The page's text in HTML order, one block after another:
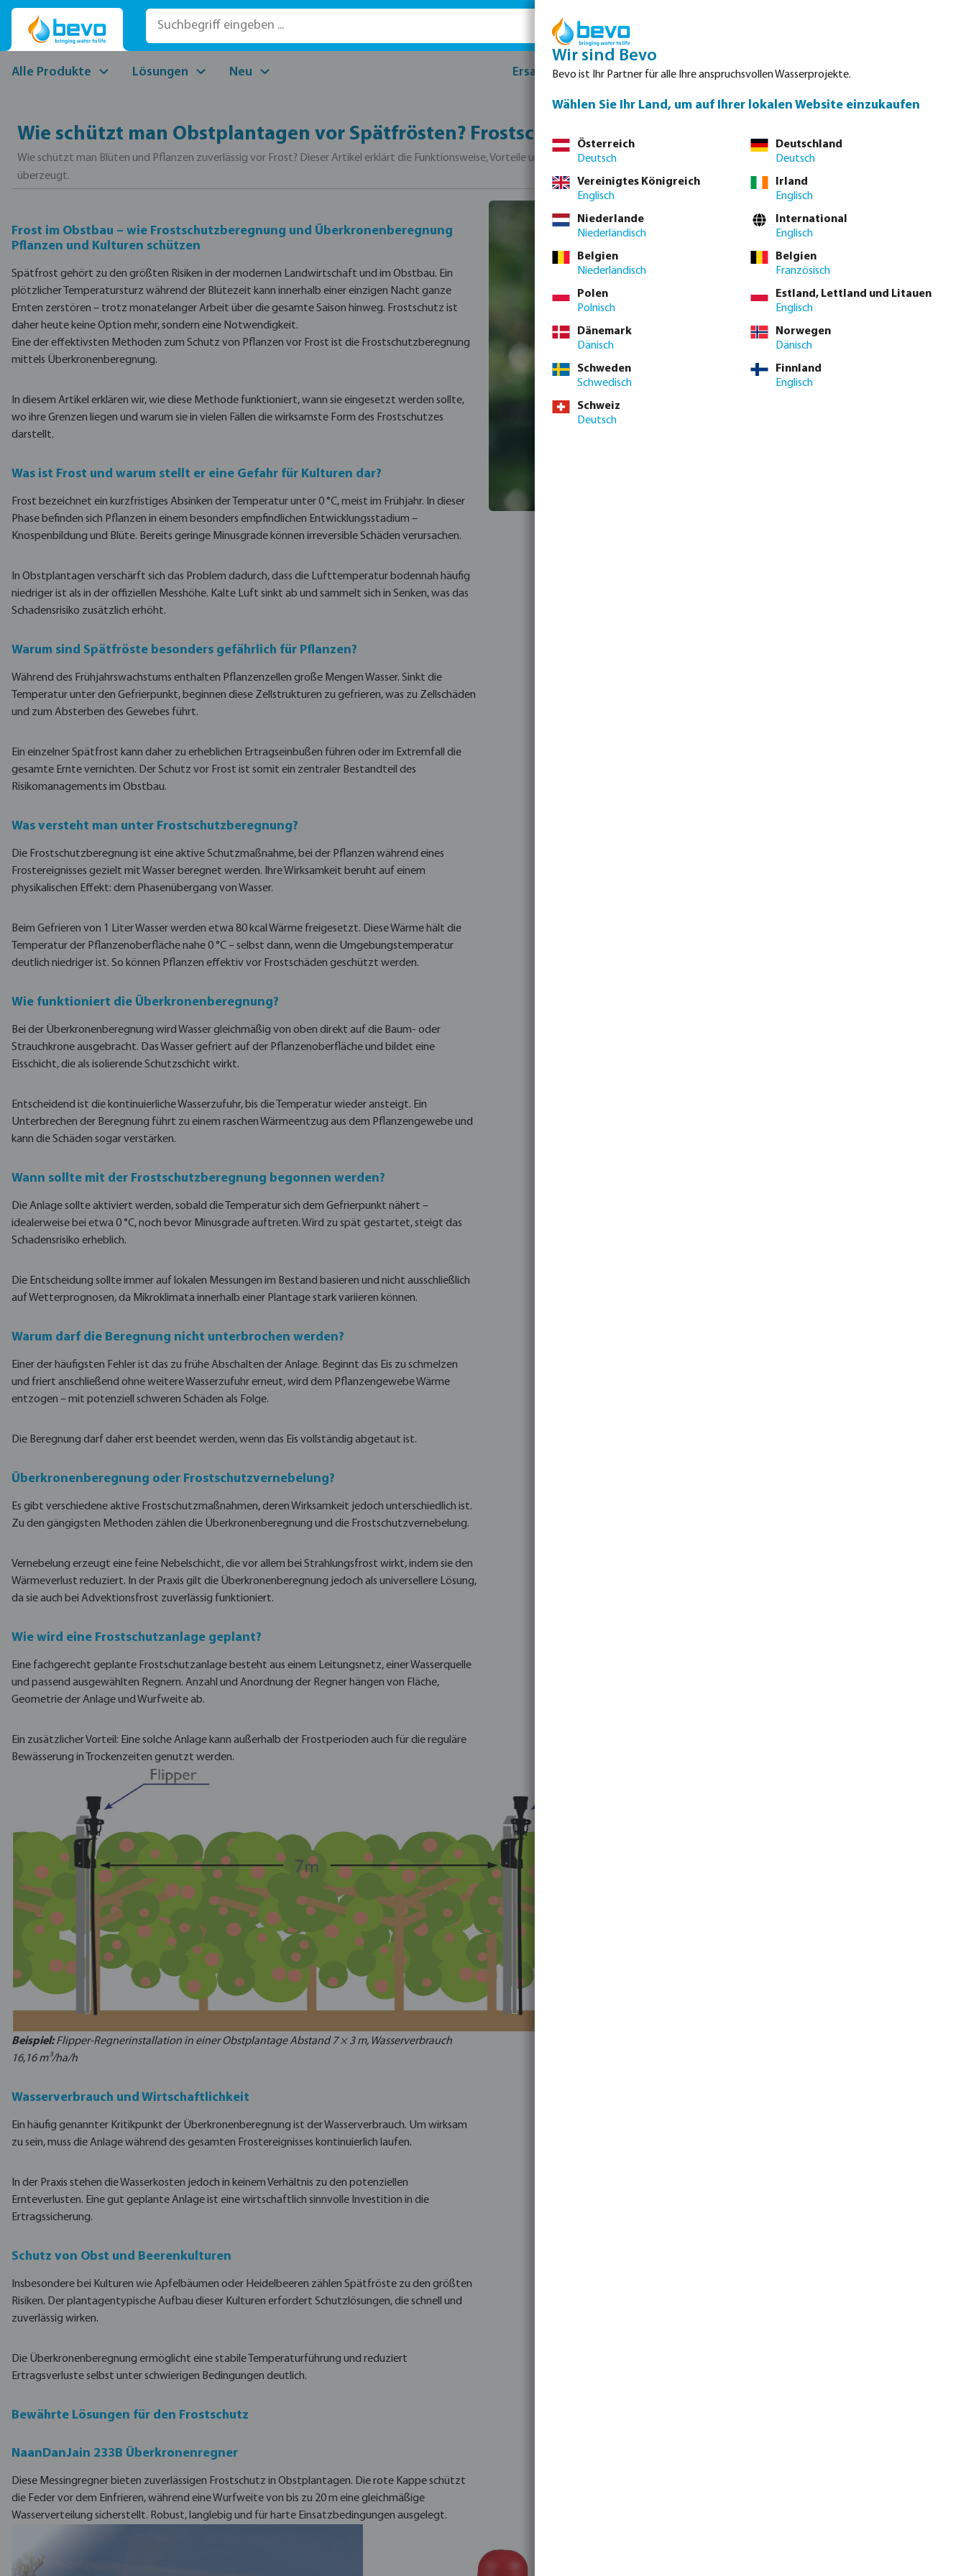
Hauptinhalt springen
Zur Suche springen
Zur Hauptnavigation springen
Alle Produkte Lösungen Neu Ersatzteile Produktdatenblätter Waterpoints Service
Wie schützt man Obstplantagen vor Spätfrösten? Frostschutzberegnung!
Wie schützt man Blüten und Pflanzen zuverlässig vor Frost? Dieser Artikel erklärt die Funktionsweise, Vorteile und Grenzen der Frostschutzberegnung und warum Überkronenberegnung in der Praxis
überzeugt.
Frost im Obstbau – wie Frostschutzberegnung und Überkronenberegnung
Pflanzen und Kulturen schützen
Spätfrost gehört zu den größten Risiken in der modernen Landwirtschaft und im Obstbau. Ein
plötzlicher Temperatursturz während der Blütezeit kann innerhalb einer einzigen Nacht ganze
Ernten zerstören – trotz monatelanger Arbeit über die gesamte Saison hinweg. Frostschutz ist
daher heute keine Option mehr, sondern eine Notwendigkeit.
Eine der effektivsten Methoden zum Schutz von Pflanzen vor Frost ist die Frostschutzberegnung
mittels Überkronenberegnung.
In diesem Artikel erklären wir, wie diese Methode funktioniert, wann sie eingesetzt werden sollte,
wo ihre Grenzen liegen und warum sie in vielen Fällen die wirksamste Form des Frostschutzes
darstellt.
Was ist Frost und warum stellt er eine Gefahr für Kulturen dar?
Frost bezeichnet ein kurzfristiges Absinken der Temperatur unter 0 °C, meist im Frühjahr. In dieser
Phase befinden sich Pflanzen in einem besonders empfindlichen Entwicklungsstadium –
Knospenbildung und Blüte. Bereits geringe Minusgrade können irreversible Schäden verursachen.
In Obstplantagen verschärft sich das Problem dadurch, dass die Lufttemperatur bodennah häufig
niedriger ist als in der offiziellen Messhöhe. Kalte Luft sinkt ab und sammelt sich in Senken, was das
Schadensrisiko zusätzlich erhöht.
Warum sind Spätfröste besonders gefährlich für Pflanzen?
Während des Frühjahrswachstums enthalten Pflanzenzellen große Mengen Wasser. Sinkt die
Temperatur unter den Gefrierpunkt, beginnen diese Zellstrukturen zu gefrieren, was zu Zellschäden
und zum Absterben des Gewebes führt.
Ein einzelner Spätfrost kann daher zu erheblichen Ertragseinbußen führen oder im Extremfall die
gesamte Ernte vernichten. Der Schutz vor Frost ist somit ein zentraler Bestandteil des
Risikomanagements im Obstbau.
Was versteht man unter Frostschutzberegnung?
Die Frostschutzberegnung ist eine aktive Schutzmaßnahme, bei der Pflanzen während eines
Frostereignisses gezielt mit Wasser beregnet werden. Ihre Wirksamkeit beruht auf einem
physikalischen Effekt: dem Phasenübergang von Wasser.
Beim Gefrieren von 1 Liter Wasser werden etwa 80 kcal Wärme freigesetzt. Diese Wärme hält die
Temperatur der Pflanzenoberfläche nahe 0 °C – selbst dann, wenn die Umgebungstemperatur
deutlich niedriger ist. So können Pflanzen effektiv vor Frostschäden geschützt werden.
Wie funktioniert die Überkronenberegnung?
Bei der Überkronenberegnung wird Wasser gleichmäßig von oben direkt auf die Baum- oder
Strauchkrone ausgebracht. Das Wasser gefriert auf der Pflanzenoberfläche und bildet eine
Eisschicht, die als isolierende Schutzschicht wirkt.
Entscheidend ist die kontinuierliche Wasserzufuhr, bis die Temperatur wieder ansteigt. Ein
Unterbrechen der Beregnung führt zu einem raschen Wärmeentzug aus dem Pflanzengewebe und
kann die Schäden sogar verstärken.
Wann sollte mit der Frostschutzberegnung begonnen werden?
Die Anlage sollte aktiviert werden, sobald die Temperatur sich dem Gefrierpunkt nähert –
idealerweise bei etwa 0 °C, noch bevor Minusgrade auftreten. Wird zu spät gestartet, steigt das
Schadensrisiko erheblich.
Die Entscheidung sollte immer auf lokalen Messungen im Bestand basieren und nicht ausschließlich
auf Wetterprognosen, da Mikroklimata innerhalb einer Plantage stark variieren können.
Warum darf die Beregnung nicht unterbrochen werden?
Einer der häufigsten Fehler ist das zu frühe Abschalten der Anlage. Beginnt das Eis zu schmelzen
und friert anschließend ohne weitere Wasserzufuhr erneut, wird dem Pflanzengewebe Wärme
entzogen – mit potenziell schweren Schäden als Folge.
Die Beregnung darf daher erst beendet werden, wenn das Eis vollständig abgetaut ist.
Überkronenberegnung oder Frostschutzvernebelung?
Es gibt verschiedene aktive Frostschutzmaßnahmen, deren Wirksamkeit jedoch unterschiedlich ist.
Zu den gängigsten Methoden zählen die Überkronenberegnung und die Frostschutzvernebelung.
Vernebelung erzeugt eine feine Nebelschicht, die vor allem bei Strahlungsfrost wirkt, indem sie den
Wärmeverlust reduziert. In der Praxis gilt die Überkronenberegnung jedoch als universellere Lösung,
da sie auch bei Advektionsfrost zuverlässig funktioniert.
Wie wird eine Frostschutzanlage geplant?
Eine fachgerecht geplante Frostschutzanlage besteht aus einem Leitungsnetz, einer Wasserquelle
und passend ausgewählten Regnern. Anzahl und Anordnung der Regner hängen von Fläche,
Geometrie der Anlage und Wurfweite ab.
Ein zusätzlicher Vorteil: Eine solche Anlage kann außerhalb der Frostperioden auch für die reguläre
Bewässerung in Trockenzeiten genutzt werden.
Beispiel:Flipper-Regnerinstallation in einer Obstplantage Abstand 7 × 3 m, Wasserverbrauch
16,16 m³/ha/h
Wasserverbrauch und Wirtschaftlichkeit
Ein häufig genannter Kritikpunkt der Überkronenberegnung ist der Wasserverbrauch. Um wirksam
zu sein, muss die Anlage während des gesamten Frostereignisses kontinuierlich laufen.
In der Praxis stehen die Wasserkosten jedoch in keinem Verhältnis zu den potenziellen
Ernteverlusten. Eine gut geplante Anlage ist eine wirtschaftlich sinnvolle Investition in die
Ertragssicherung.
Schutz von Obst und Beerenkulturen
Insbesondere bei Kulturen wie Apfelbäumen oder Heidelbeeren zählen Spätfröste zu den größten
Risiken. Der plantagentypische Aufbau dieser Kulturen erfordert Schutzlösungen, die schnell und
zuverlässig wirken.
Die Überkronenberegnung ermöglicht eine stabile Temperaturführung und reduziert
Ertragsverluste selbst unter schwierigen Bedingungen deutlich.
Bewährte Lösungen für den Frostschutz
NaanDanJain 233B Überkronenregner
Diese Messingregner bieten zuverlässigen Frostschutz in Obstplantagen. Die rote Kappe schützt
die Feder vor dem Einfrieren, während eine Wurfweite von bis zu 20 m eine gleichmäßige
Wasserverteilung sicherstellt. Robust, langlebig und für harte Einsatzbedingungen ausgelegt.
Wir sind Bevo
Bevo ist Ihr Partner für alle Ihre anspruchsvollen Wasserprojekte.
Wählen Sie Ihr Land, um auf Ihrer lokalen Website einzukaufen
Österreich
Deutsch
Deutschland
Deutsch
Vereinigtes Königreich
Englisch
Irland
Englisch
Niederlande
Niederländisch
International
Englisch
Belgien
Niederländisch
Belgien
Französisch
Polen
Polnisch
Estland, Lettland und Litauen
Englisch
Dänemark
Dänisch
Norwegen
Dänisch
Schweden
Schwedisch
Finnland
Englisch
Schweiz
Deutsch